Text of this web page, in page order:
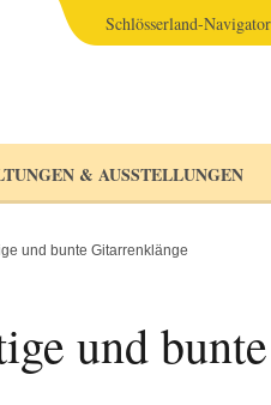
& AUSSTELLUNGEN
Schlösserland-Navigator
und bunte Gitarrenklänge
und